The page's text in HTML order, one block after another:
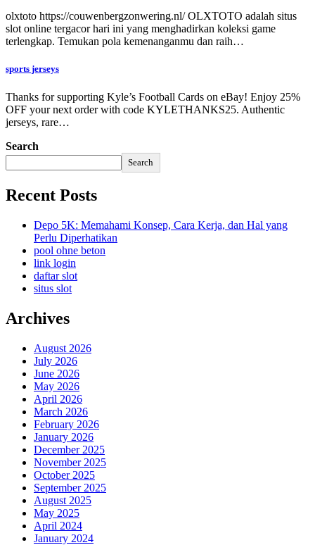
olxtoto https://couwenbergzonwering.nl/ OLXTOTO adalah situs
slot online tergacor hari ini yang menghadirkan koleksi game
terlengkap. Temukan pola kemenanganmu dan raih…
sports jerseys
Thanks for supporting Kyle’s Football Cards on eBay! Enjoy 25%
OFF your next order with code KYLETHANKS25. Authentic
jerseys, rare…
Search
Search
Recent Posts
Depo 5K: Memahami Konsep, Cara Kerja, dan Hal yang
Perlu Diperhatikan
pool ohne beton
link login
daftar slot
situs slot
Archives
August 2026
July 2026
June 2026
May 2026
April 2026
March 2026
February 2026
January 2026
December 2025
November 2025
October 2025
September 2025
August 2025
May 2025
April 2024
January 2024